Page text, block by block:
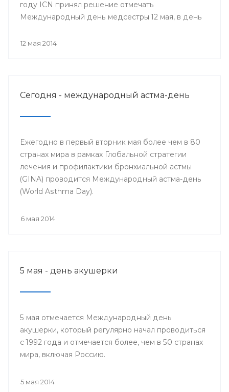
году ICN принял решение отмечать
Международный день медсестры 12 мая, в день
основательниц службы сестёр милосердия
12 мая 2014
Сегодня - международный астма-день
Ежегодно в первый вторник мая более чем в 80
странах мира в рамках Глобальной стратегии
лечения и профилактики бронхиальной астмы
(GINA) проводится Международный астма-день
(World Asthma Day).
6 мая 2014
5 мая - день акушерки
5 мая отмечается Международный день
акушерки, который регулярно начал проводиться
с 1992 года и отмечается более, чем в 50 странах
мира, включая Россию.
5 мая 2014